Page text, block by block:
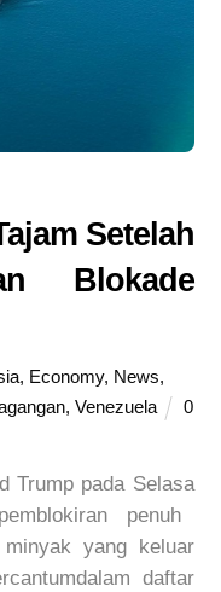
Setelah
Blokade
, Economy, News,
, Venezuela 0
Trump pada Selasa
pemblokiran penuh
minyakyang
keluar
dalam daftar